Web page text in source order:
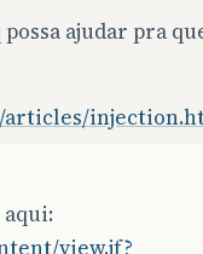
ajudar pra
view.jf?